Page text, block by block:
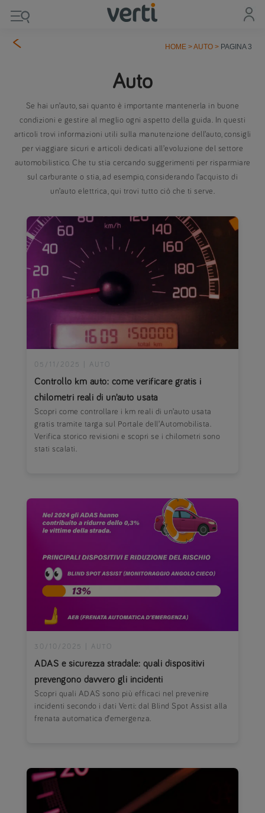
HOME>AUTO> PAGINA 3
Auto
Se hai un’auto, sai quanto è importante mantenerla in buone
condizioni e gestire al meglio ogni aspetto della guida. In questi
articoli trovi informazioni utili sulla manutenzione dell’auto, consigli
per viaggiare sicuri e articoli dedicati all’evoluzione del settore
automobilistico. Che tu stia cercando suggerimenti per risparmiare
sul carburante o stia, ad esempio, considerando l’acquisto di
un’auto elettrica, qui trovi tutto ciò che ti serve.
Controllo km auto: come verificare gratis i
chilometri reali di un’auto usata
05/11/2025 AUTO
Scopri come controllare i km reali di un’auto usata
gratis tramite targa sul Portale dell’Automobilista.
Verifica storico revisioni e scopri se i chilometri sono
stati scalati.
ADAS e sicurezza stradale: quali dispositivi
prevengono davvero gli incidenti
30/10/2025 AUTO
Scopri quali ADAS sono più efficaci nel prevenire
incidenti secondo i dati Verti: dal Blind Spot Assist alla
frenata automatica d’emergenza.